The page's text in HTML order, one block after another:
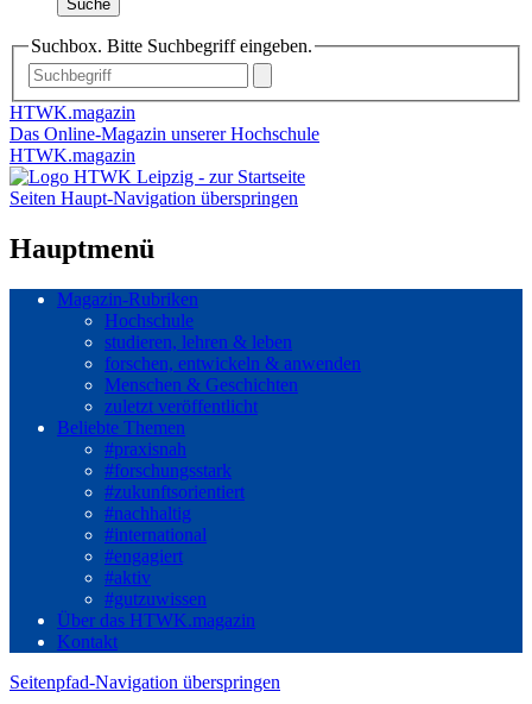
Suche
Suchbox. Bitte Suchbegriff eingeben.
HTWK.magazin
Das Online-Magazin unserer Hochschule
HTWK.magazin
Seiten Haupt-Navigation überspringen
Hauptmenü
Magazin-Rubriken
Hochschule
studieren, lehren & leben
forschen, entwickeln & anwenden
Menschen & Geschichten
zuletzt veröffentlicht
Beliebte Themen
#praxisnah
#forschungsstark
#zukunftsorientiert
#nachhaltig
#international
#engagiert
#aktiv
#gutzuwissen
Über das HTWK.magazin
Kontakt
Seitenpfad-Navigation überspringen